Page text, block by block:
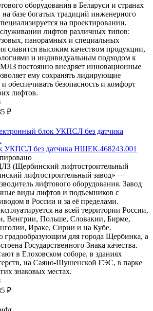
оборудования в Беларуси и странах
базе богатых традиций инженерного
на проектировании,
лифтов различных типов:
панорамных и специальных
славится высоким качеством продукции,
и индивидуальным подходом к
постоянно внедряет инновационные
ему сохранять лидирующие
обеспечивать безопасность и комфорт
лифтов.
₽
УКПСЛ без датчика НШЕК.468243.001
(Щербинский лифтостроительный
лифтостроительный завод» —
лифтового оборудования. Завод
виды лифтов и подъемников с
в России и за её пределами.
на всей территории России,
Венгрии, Польше, Словакии, Бирме,
Ираке, Сирии и на Кубе.
градообразующим для города Щербинка, а
Государственного Знака качества.
в Елоховском соборе, в зданиях
на Саяно-Шушенской ГЭС, в парке
знаковых местах.
₽